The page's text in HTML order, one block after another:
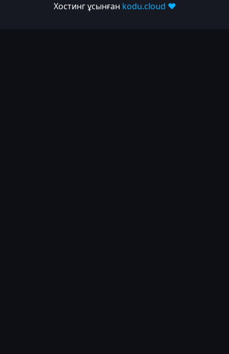
Хостинг ұсынған kodu.cloud ❤️